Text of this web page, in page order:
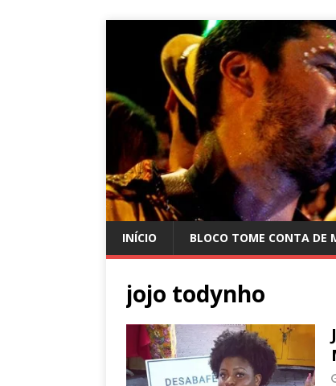
INÍCIO BLOCO TOME CONTA DE
jojo todynho